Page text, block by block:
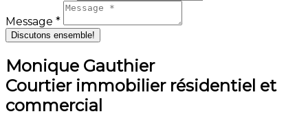
Message *
Discutons ensemble!
Monique Gauthier
Courtier immobilier résidentiel et
commercial